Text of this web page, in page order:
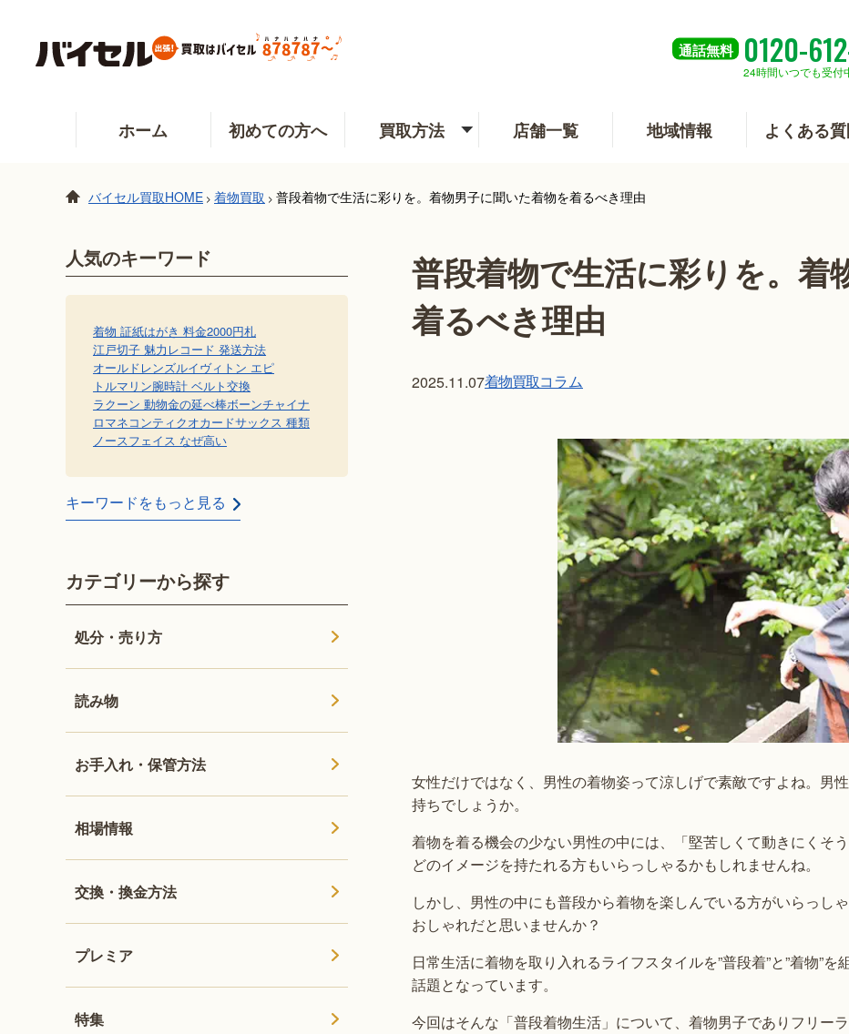
通話無料 0120-
24時間いつでも受付
ホーム 初めての方へ 買取方法 店舗一覧 地域情報 よくある
バイセル買取HOME > 着物買取 > 普段着物で生活に彩りを。着物男子に聞いた着物を着るべき理由
普段着物で生活に彩りを。着
着るべき理由
2025.11.07着物買取コラム
女性だけではなく、男性の着物姿って涼しげで素敵ですよね。男
持ちでしょうか。
着物を着る機会の少ない男性の中には、「堅苦しくて動きにくそ
どのイメージを持たれる方もいらっしゃるかもしれませんね。
しかし、男性の中にも普段から着物を楽しんでいる方がいらっし
おしゃれだと思いませんか？
日常生活に着物を取り入れるライフスタイルを”普段着”と”着物”
話題となっています。
今回はそんな「普段着物生活」について、着物男子でありフリー
人気のキーワード
着物 証紙はがき 料金2000円札
江戸切子 魅力 レコード 発送方法
オールドレンズルイヴィトン エピ
トルマリン腕時計 ベルト交換
ラクーン 動物金の延べ棒ボーンチャイナ
ロマネコンティクオカードサックス 種類
ノースフェイス なぜ高い
キーワードをもっと見る
カテゴリーから探す
処分・売り方
読み物
お手入れ・保管方法
相場情報
交換・換金方法
プレミア
特集